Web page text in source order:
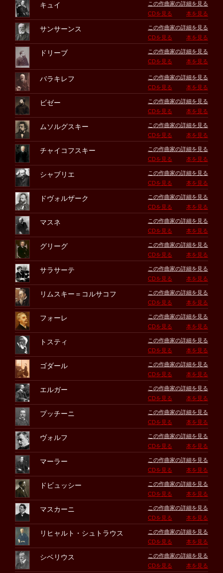
キュイ
この作曲家の詳細を見る
CDを見る
本を見る
サンサーンス
この作曲家の詳細を見る
CDを見る
本を見る
ドリーブ
この作曲家の詳細を見る
CDを見る
本を見る
バラキレフ
この作曲家の詳細を見る
CDを見る
本を見る
ビゼー
この作曲家の詳細を見る
CDを見る
本を見る
ムソルグスキー
この作曲家の詳細を見る
CDを見る
本を見る
チャイコフスキー
この作曲家の詳細を見る
CDを見る
本を見る
シャブリエ
この作曲家の詳細を見る
CDを見る
本を見る
ドヴォルザーク
この作曲家の詳細を見る
CDを見る
本を見る
マスネ
この作曲家の詳細を見る
CDを見る
本を見る
グリーグ
この作曲家の詳細を見る
CDを見る
本を見る
サラサーテ
この作曲家の詳細を見る
CDを見る
本を見る
リムスキー＝コルサコフ
この作曲家の詳細を見る
CDを見る
本を見る
フォーレ
この作曲家の詳細を見る
CDを見る
本を見る
トスティ
この作曲家の詳細を見る
CDを見る
本を見る
ゴダール
この作曲家の詳細を見る
CDを見る
本を見る
エルガー
この作曲家の詳細を見る
CDを見る
本を見る
プッチーニ
この作曲家の詳細を見る
CDを見る
本を見る
ヴォルフ
この作曲家の詳細を見る
CDを見る
本を見る
マーラー
この作曲家の詳細を見る
CDを見る
本を見る
ドビュッシー
この作曲家の詳細を見る
CDを見る
本を見る
マスカーニ
この作曲家の詳細を見る
CDを見る
本を見る
リヒャルト・シュトラウス
この作曲家の詳細を見る
CDを見る
本を見る
シベリウス
この作曲家の詳細を見る
CDを見る
本を見る